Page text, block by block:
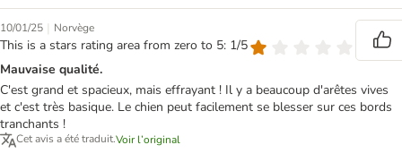
10/01/25 | Norvège
This is a stars rating area from zero to 5: 1/5
Mauvaise qualité.
C'est grand et spacieux, mais effrayant ! Il y a beaucoup d'arêtes vives
et c'est très basique. Le chien peut facilement se blesser sur ces bords
tranchants !
Cet avis a été traduit.Voir l’original